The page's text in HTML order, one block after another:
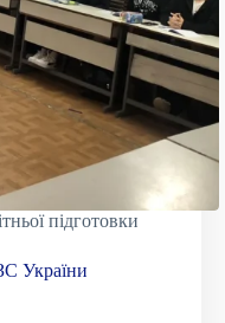
підготовки
України